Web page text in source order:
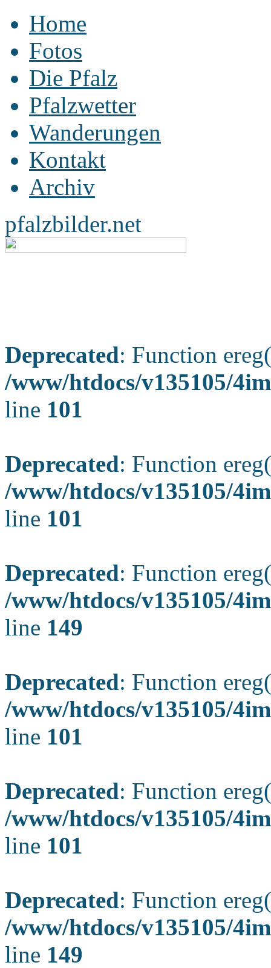
Home
Fotos
Die Pfalz
Pfalzwetter
Wanderungen
Kontakt
Archiv
pfalzbilder.net
Deprecated: Function
/www/htdocs/v135105/
line 101
Deprecated: Function
/www/htdocs/v135105/
line 101
Deprecated: Function
/www/htdocs/v135105/
line 149
Deprecated: Function
/www/htdocs/v135105/
line 101
Deprecated: Function
/www/htdocs/v135105/
line 101
Deprecated: Function
/www/htdocs/v135105/
line 149